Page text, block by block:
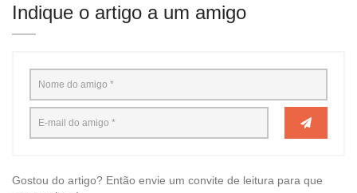
Indique o artigo a um amigo
Gostou do artigo? Então envie um convite de leitura para que